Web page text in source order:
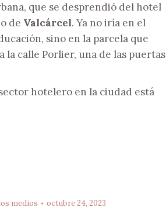
que se desprendió del hotel
de Valcárcel. Ya no iría en el
sino en la parcela que
calle Porlier, una de las puertas
hotelero en la ciudad está
medios octubre 24, 2023